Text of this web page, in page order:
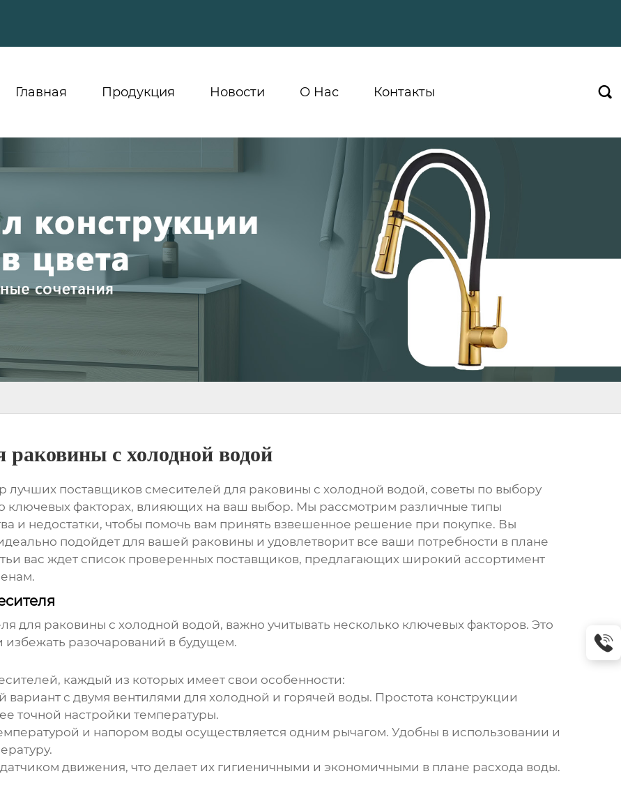
Главная Продукция Новости О Hас Контакты 
с холодной водой
лучших поставщиков смесителей для раковины с холодной водой, советы по выбору
факторах, влияющих на ваш выбор. Мы рассмотрим различные типы
и недостатки, чтобы помочь вам принять взвешенное решение при покупке. Вы
подойдет для вашей раковины и удовлетворит все ваши потребности в плане
вас ждет список проверенных поставщиков, предлагающих широкий ассортимент
для раковины с холодной водой, важно учитывать несколько ключевых факторов. Это
разочарований в будущем.
каждый из которых имеет свои особенности:
вариант с двумя вентилями для холодной и горячей воды. Простота конструкции
точной настройки температуры.
и напором воды осуществляется одним рычагом. Удобны в использовании и
движения, что делает их гигиеничными и экономичными в плане расхода воды.